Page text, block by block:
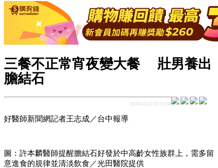
三餐不正常宵夜變大餐 壯男養出
膽結石
2024-11-12 11:51:50
好醫師新聞網記者王志成／台中報導
圖：許本麟醫師提醒膽結石好發於中高齡女性族群上，需多留
意進食的規律並清淡飲食／光田醫院提供